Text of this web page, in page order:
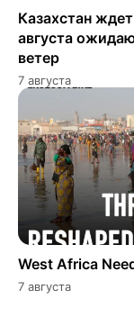
Казахстан
августа
ветер
7 августа
West Africa
7 августа